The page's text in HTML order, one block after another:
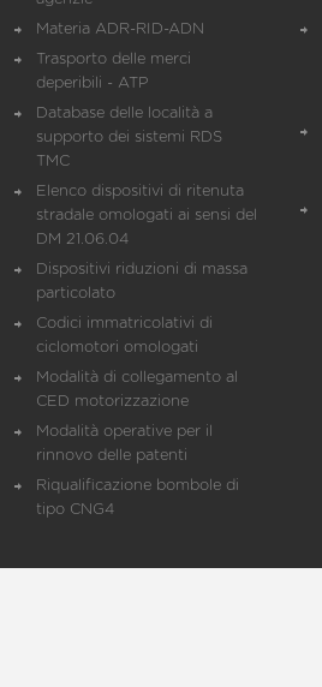
Materia ADR-RID-ADN
Trasporto delle merci
deperibili - ATP
Database delle località a
supporto dei sistemi RDS
TMC
Elenco dispositivi di ritenuta
stradale omologati ai sensi del
DM 21.06.04
Dispositivi riduzioni di massa
particolato
Codici immatricolativi di
ciclomotori omologati
Modalità di collegamento al
CED motorizzazione
Modalità operative per il
rinnovo delle patenti
Riqualificazione bombole di
tipo CNG4